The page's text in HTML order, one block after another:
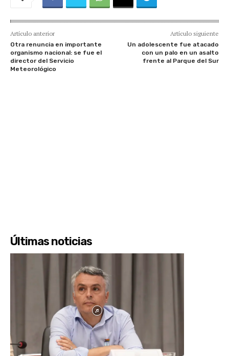
Artículo anterior
Otra renuncia en importante
organismo nacional: se fue el
director del Servicio
Meteorológico
Artículo siguiente
Un adolescente fue atacado
con un palo en un asalto
frente al Parque del Sur
Últimas noticias